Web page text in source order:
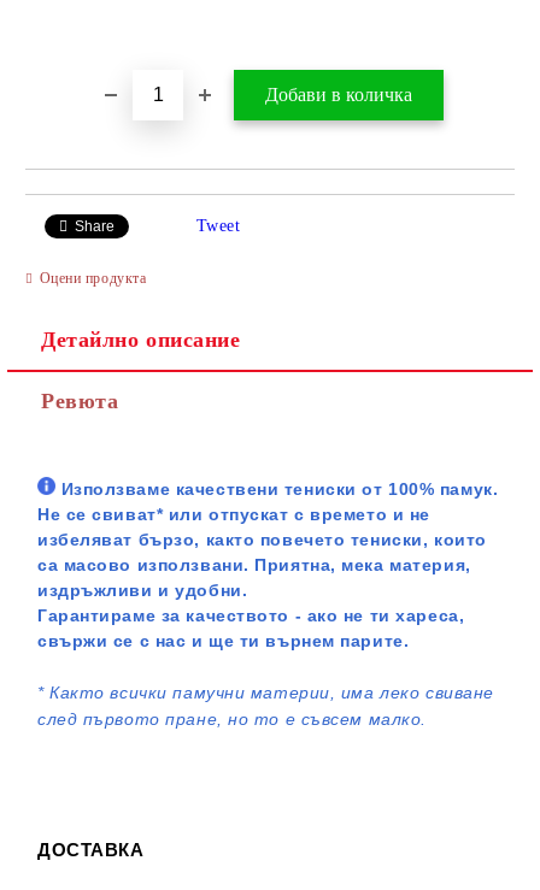
Share Tweet
Оцени продукта
Детайлно описание
Ревюта
Използваме качествени тениски от 100% памук.
Не се свиват* или отпускат с времето и не
избеляват бързо, както повечето тениски, които
са масово използвани. Приятна, мека материя,
издръжливи и удобни.
Гарантираме за качеството - ако не ти хареса,
свържи се с нас и ще ти върнем парите.
*Както всички памучни материи, има леко свиване
след първото пране, но то е съвсем малко.
ДОСТАВКА